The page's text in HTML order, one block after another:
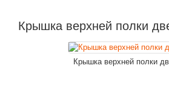
Крышка верхней полки
Крышка верхней полки